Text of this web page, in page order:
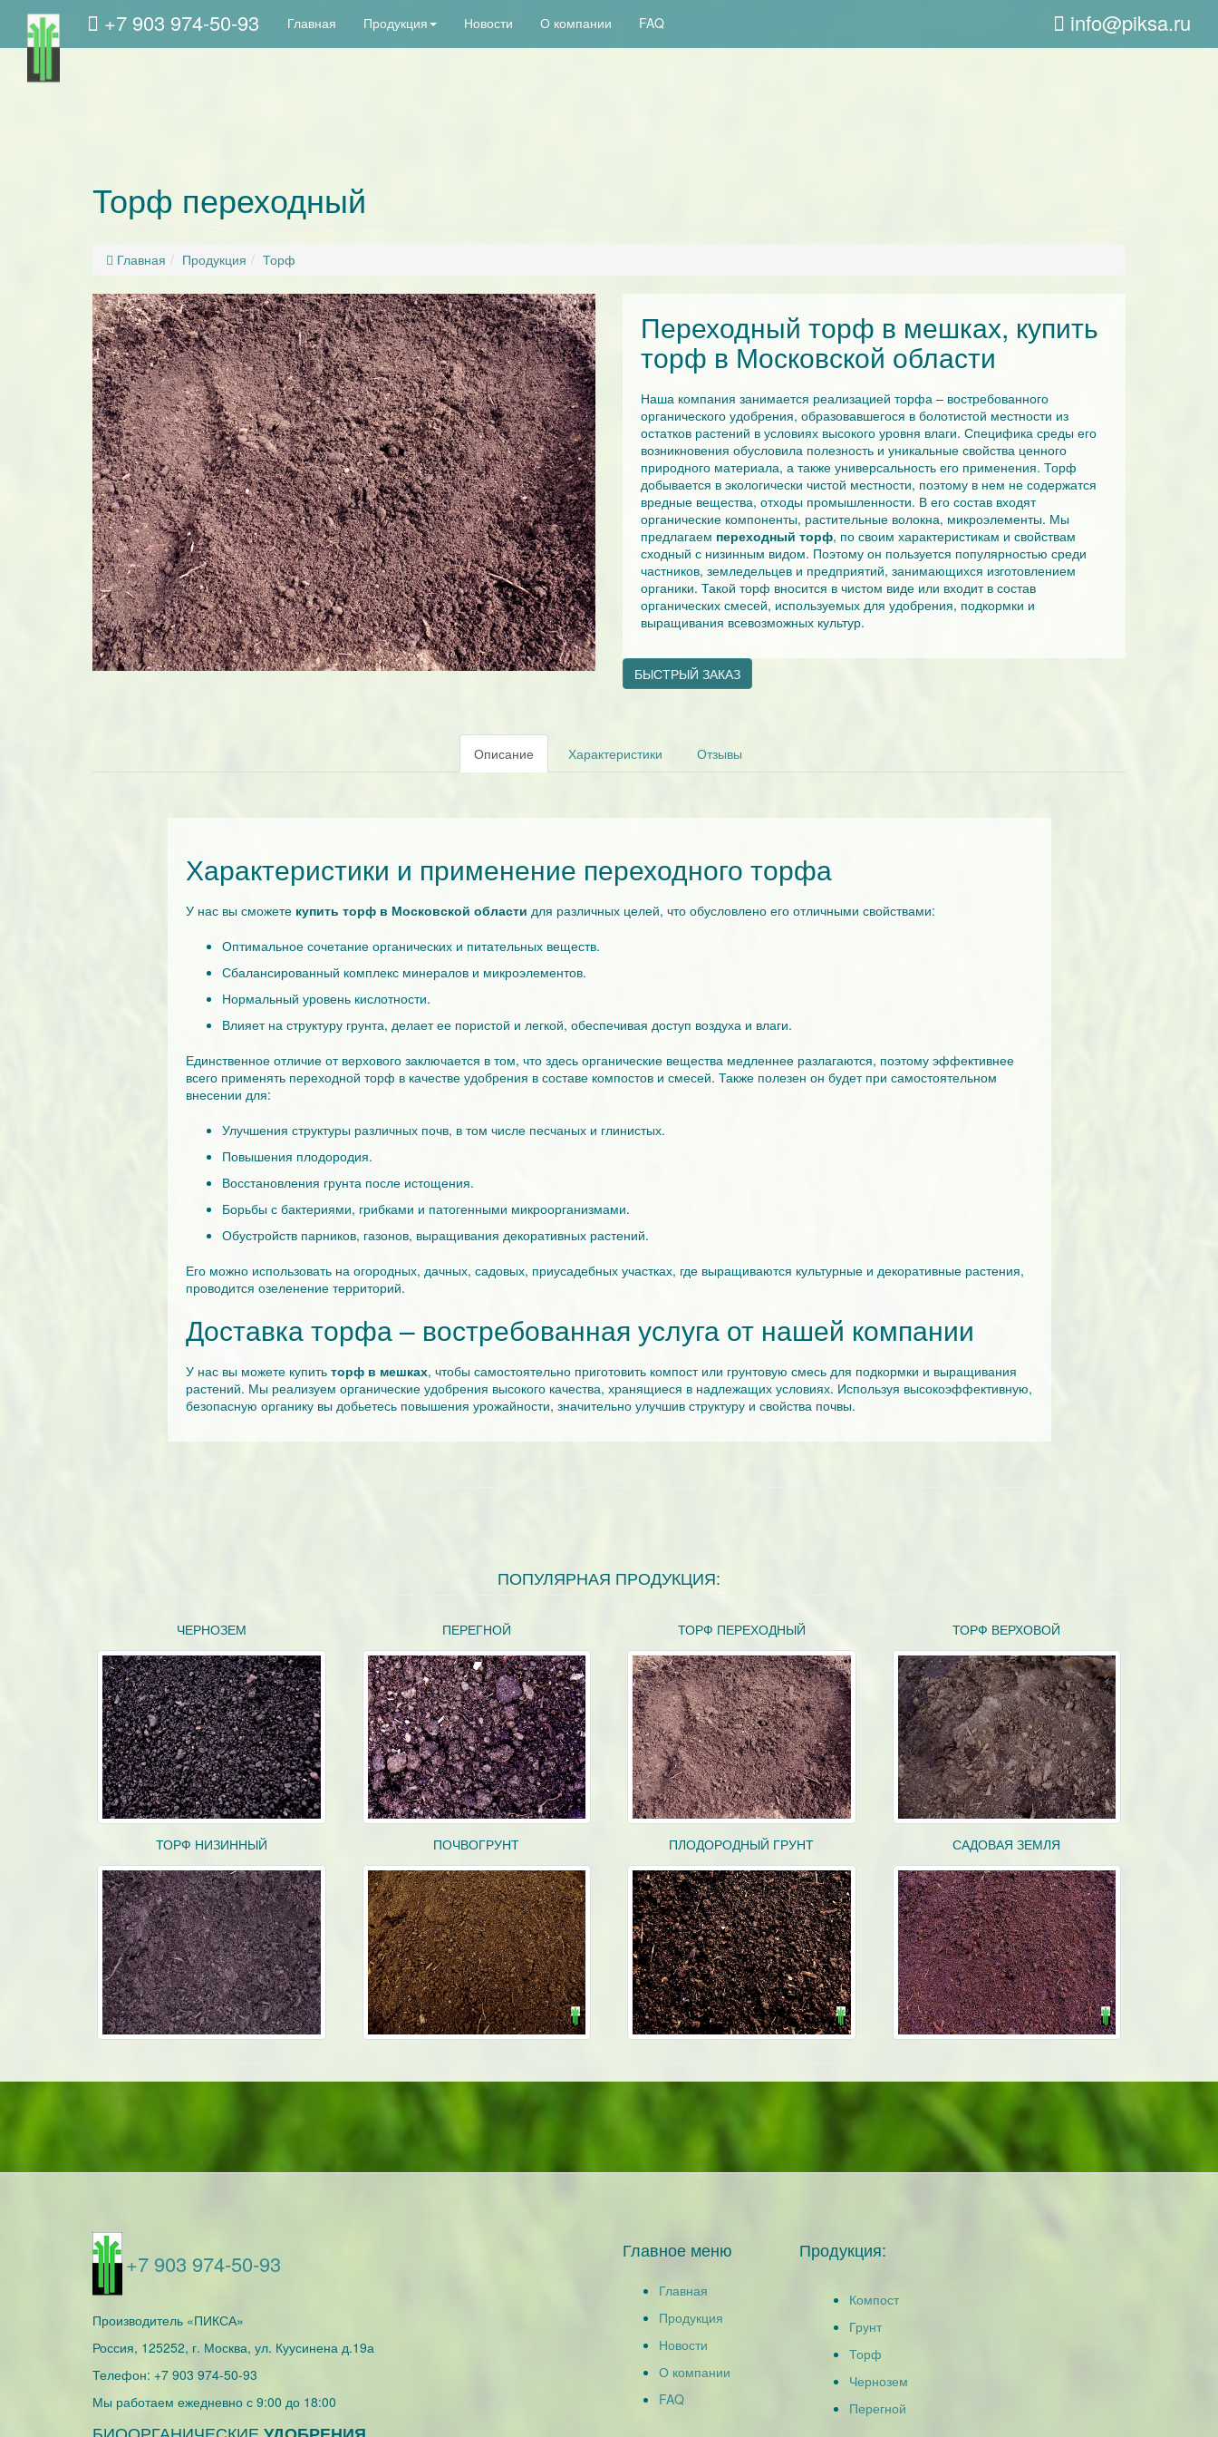
+7 903 974-50-93 Главная Продукция Новости О компании FAQ info@piksa.ru
Торф переходный
Главная Продукция Торф
Переходный торф в мешках, купить
торф в Московской области
Наша компания занимается реализацией торфа – востребованного
органического удобрения, образовавшегося в болотистой местности из
остатков растений в условиях высокого уровня влаги. Специфика среды его
возникновения обусловила полезность и уникальные свойства ценного
природного материала, а также универсальность его применения. Торф
добывается в экологически чистой местности, поэтому в нем не содержатся
вредные вещества, отходы промышленности. В его состав входят
органические компоненты, растительные волокна, микроэлементы. Мы
предлагаем переходный торф, по своим характеристикам и свойствам
сходный с низинным видом. Поэтому он пользуется популярностью среди
частников, земледельцев и предприятий, занимающихся изготовлением
органики. Такой торф вносится в чистом виде или входит в состав
органических смесей, используемых для удобрения, подкормки и
выращивания всевозможных культур.
БЫСТРЫЙ ЗАКАЗ
Описание Характеристики Отзывы
Характеристики и применение переходного торфа
У нас вы сможете купить торф в Московской области для различных целей, что обусловлено его отличными свойствами:
Оптимальное сочетание органических и питательных веществ.
Сбалансированный комплекс минералов и микроэлементов.
Нормальный уровень кислотности.
Влияет на структуру грунта, делает ее пористой и легкой, обеспечивая доступ воздуха и влаги.
Единственное отличие от верхового заключается в том, что здесь органические вещества медленнее разлагаются, поэтому эффективнее
всего применять переходной торф в качестве удобрения в составе компостов и смесей. Также полезен он будет при самостоятельном
внесении для:
Улучшения структуры различных почв, в том числе песчаных и глинистых.
Повышения плодородия.
Восстановления грунта после истощения.
Борьбы с бактериями, грибками и патогенными микроорганизмами.
Обустройств парников, газонов, выращивания декоративных растений.
Его можно использовать на огородных, дачных, садовых, приусадебных участках, где выращиваются культурные и декоративные растения,
проводится озеленение территорий.
Доставка торфа– востребованная услуга от нашей компании
У нас вы можете купить торф в мешках, чтобы самостоятельно приготовить компост или грунтовую смесь для подкормки и выращивания
растений. Мы реализуем органические удобрения высокого качества, хранящиеся в надлежащих условиях. Используя высокоэффективную,
безопасную органику вы добьетесь повышения урожайности, значительно улучшив структуру и свойства почвы.
ПОПУЛЯРНАЯ ПРОДУКЦИЯ:
ЧЕРНОЗЕМ ПЕРЕГНОЙ ТОРФ ПЕРЕХОДНЫЙ ТОРФ ВЕРХОВОЙ
ТОРФ НИЗИННЫЙ ПОЧВОГРУНТ ПЛОДОРОДНЫЙ ГРУНТ САДОВАЯ ЗЕМЛЯ
+7 903 974-50-93
Производитель «ПИКСА»
Россия, 125252, г. Москва, ул. Куусинена д.19а
Телефон: +7 903 974-50-93
Мы работаем ежедневно с 9:00 до 18:00
БИООРГАНИЧЕСКИЕ
Главное меню
Главная
Продукция
Новости
О компании
FAQ
Продукция:
Компост
Грунт
Торф
Чернозем
Перегной